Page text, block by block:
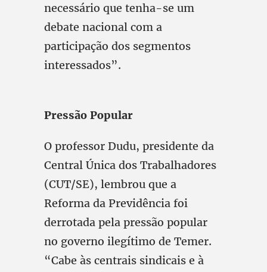
necessário que tenha-se um
debate nacional com a
participação dos segmentos
interessados”.
Pressão Popular
O professor Dudu, presidente da
Central Única dos Trabalhadores
(CUT/SE), lembrou que a
Reforma da Previdência foi
derrotada pela pressão popular
no governo ilegítimo de Temer.
“Cabe às centrais sindicais e à